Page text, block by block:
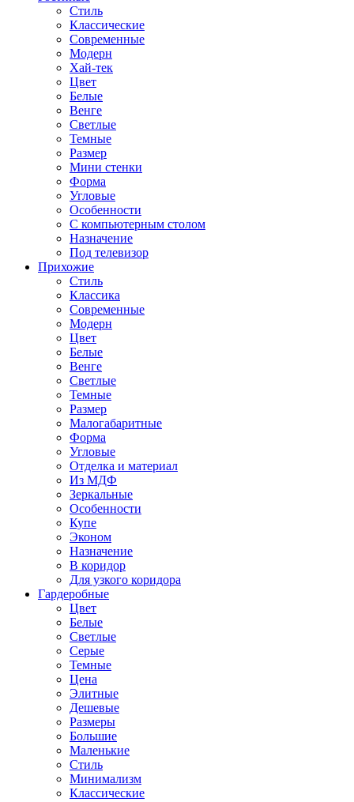
Стиль
Классические
Современные
Модерн
Хай-тек
Цвет
Белые
Венге
Светлые
Темные
Размер
Мини стенки
Форма
Угловые
Особенности
С компьютерным столом
Назначение
Под телевизор
Прихожие
Стиль
Классика
Современные
Модерн
Цвет
Белые
Венге
Светлые
Темные
Размер
Малогабаритные
Форма
Угловые
Отделка и материал
Из МДФ
Зеркальные
Особенности
Купе
Эконом
Назначение
В коридор
Для узкого коридора
Гардеробные
Цвет
Белые
Светлые
Серые
Темные
Цена
Элитные
Дешевые
Размеры
Большие
Маленькие
Стиль
Минимализм
Классические